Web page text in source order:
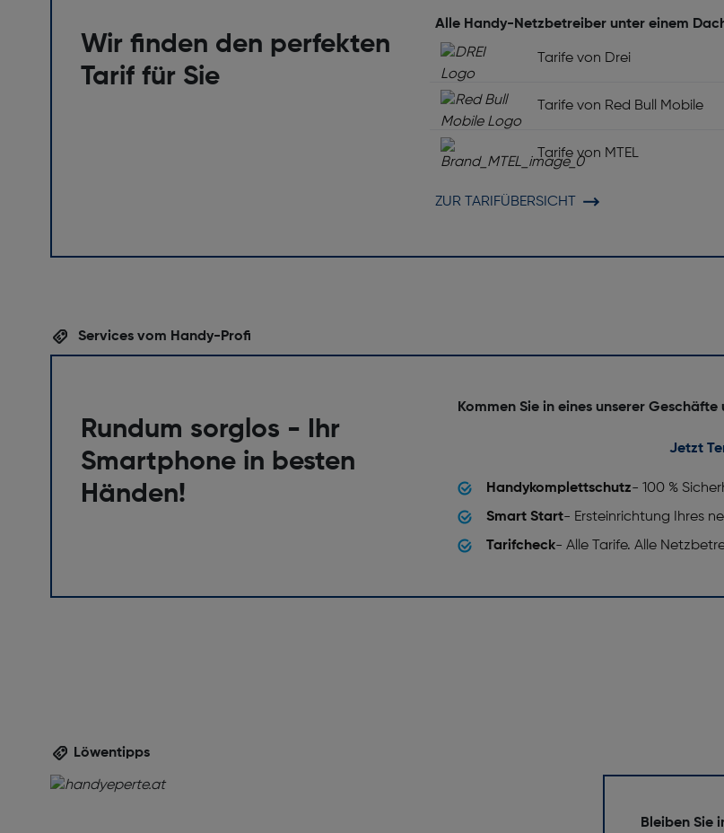
Wir finden den perfekten
Tarif für Sie
Alle Handy-Netzbetreiber unter einem
Tarife von Drei
Tarife von Red Bull Mobile
Tarife von MTEL
ZUR TARIFÜBERSICHT
Services vom Handy-Profi
Rundum sorglos - Ihr
Smartphone in besten
Händen!
Kommen Sie in eines unserer
Jetzt
Handykomplettschutz- 100 %
Smart Start- Ersteinrichtung Ihres
Tarifcheck- Alle Tarife. Alle
Löwentipps
Bleiben Sie